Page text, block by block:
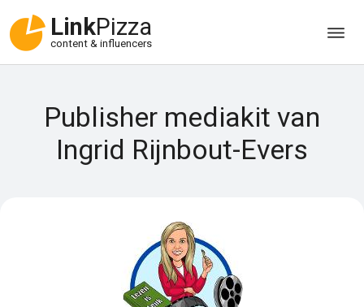
LinkPizza
content & influencers
Publisher mediakit van
Ingrid Rijnbout-Evers